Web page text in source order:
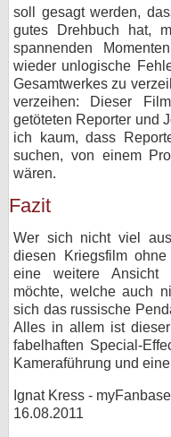
soll gesagt werden,
gutes Drehbuch hat,
spannenden
wieder unlogische
Gesamtwerkes zu
verzeihen: Dieser
getöteten Reporter und
ich kaum, dass
suchen, von einem
wären.
Fazit
Wer sich nicht viel
diesen Kriegsfilm
eine weitere Ansicht
möchte, welche auch
sich das russische
Alles in allem ist
fabelhaften Special-
Kameraführung und
Ignat Kress - myFanbase
16.08.2011